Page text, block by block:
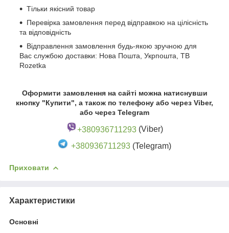
Тільки якісний товар
Перевірка замовлення перед відправкою на цілісність
та відповідність
Відправлення замовлення будь-якою зручною для
Вас службою доставки: Нова Пошта, Укрпошта, ТВ
Rozetka
Оформити замовлення на сайті можна натиснувши
кнопку "Купити", а також по телефону або через Viber,
або через Telegram
+380936711293(Viber)
+380936711293 (Telegram)
Приховати
Характеристики
Основні